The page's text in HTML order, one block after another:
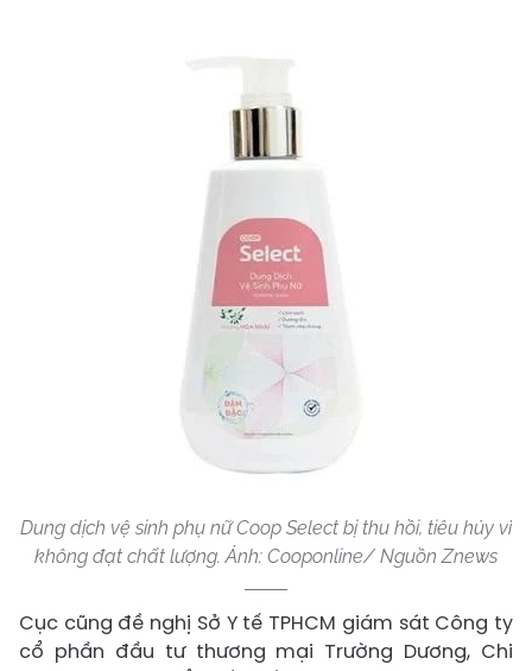
Dung dịch vệ sinh phụ nữ Coop Select bị thu hồi, tiêu hủy vì
không đạt chất lượng. Ảnh: Cooponline/ Nguồn Znews
Cục cũng đề nghị Sở Y tế TPHCM giám sát Công ty
cổ phần đầu tư thương mại Trường Dương, Chi